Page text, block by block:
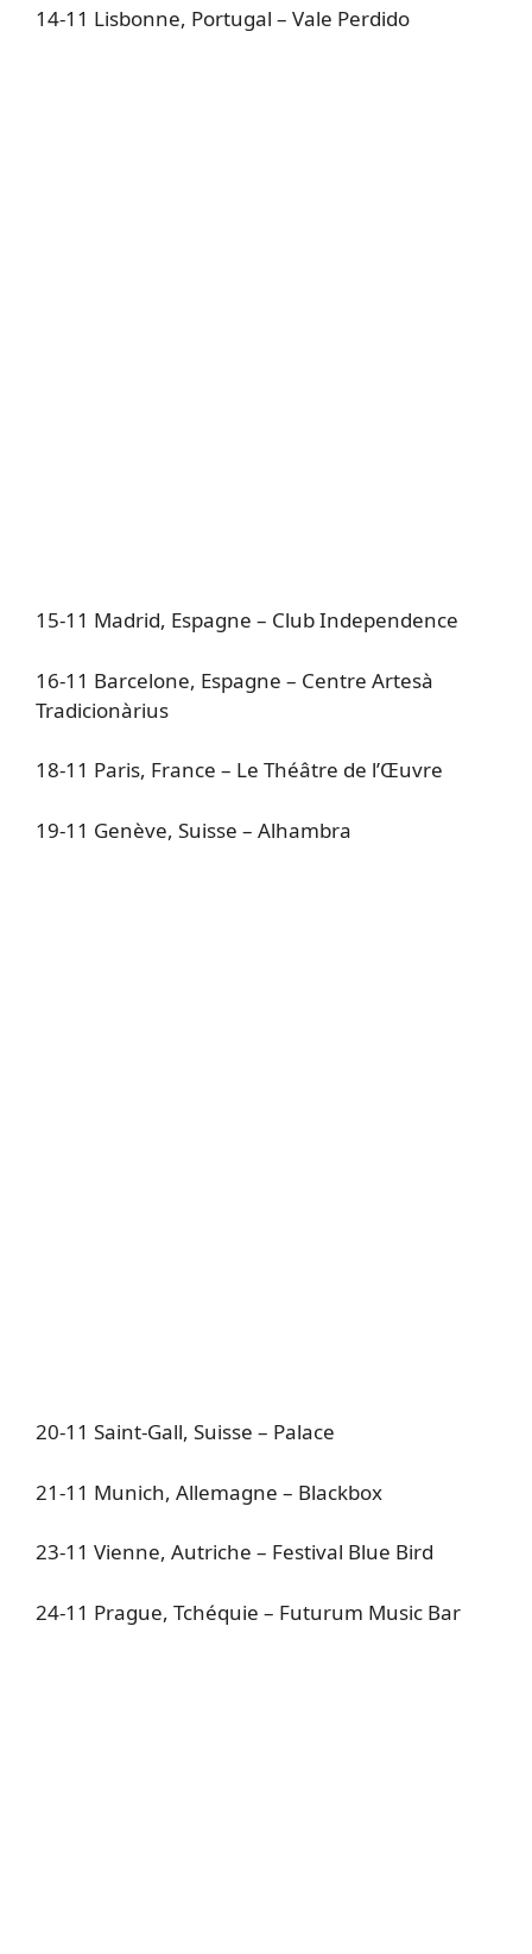
14-11 Lisbonne, Portugal – Vale Perdido
15-11 Madrid, Espagne – Club Independence
16-11 Barcelone, Espagne – Centre Artesà
Tradicionàrius
18-11 Paris, France – Le Théâtre de l’Œuvre
19-11 Genève, Suisse – Alhambra
20-11 Saint-Gall, Suisse – Palace
21-11 Munich, Allemagne – Blackbox
23-11 Vienne, Autriche – Festival Blue Bird
24-11 Prague, Tchéquie – Futurum Music Bar